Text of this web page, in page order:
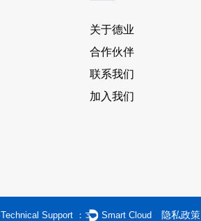
关于德业
合作伙伴
联系我们
加入我们
Technical Support ： Smart Cloud 隐私政策